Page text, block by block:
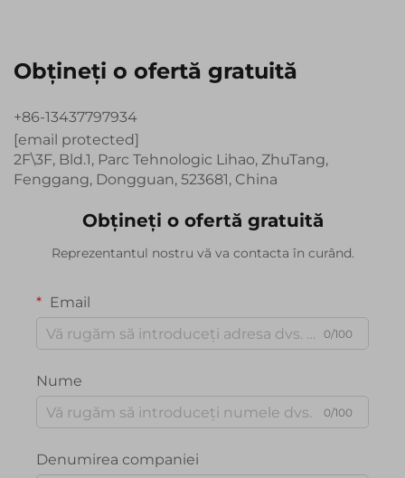
Obțineți o ofertă gratuită
+86-13437797934
[email protected]
2F\3F, Bld.1, Parc Tehnologic Lihao, ZhuTang,
Fenggang, Dongguan, 523681, China
Obțineți o ofertă gratuită
Reprezentantul nostru vă va contacta în curând.
Email
0/100
Nume
0/100
Denumirea companiei